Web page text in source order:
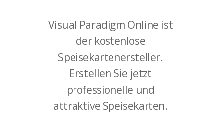
Visual Paradigm Online ist
der kostenlose
Speisekartenersteller.
Erstellen Sie jetzt
professionelle und
attraktive Speisekarten.